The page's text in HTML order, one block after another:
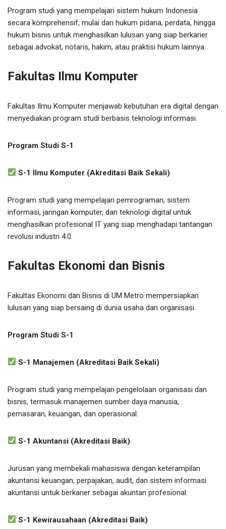
Program studi yang mempelajari sistem hukum Indonesia
secara komprehensif, mulai dari hukum pidana, perdata, hingga
hukum bisnis untuk menghasilkan lulusan yang siap berkarier
sebagai advokat, notaris, hakim, atau praktisi hukum lainnya.
Fakultas Ilmu Komputer
Fakultas Ilmu Komputer menjawab kebutuhan era digital dengan
menyediakan program studi berbasis teknologi informasi.
Program Studi S-1
S-1 Ilmu Komputer (Akreditasi Baik Sekali)
Program studi yang mempelajari pemrograman, sistem
informasi, jaringan komputer, dan teknologi digital untuk
menghasilkan profesional IT yang siap menghadapi tantangan
revolusi industri 4.0.
Fakultas Ekonomi dan Bisnis
Fakultas Ekonomi dan Bisnis di UM Metro mempersiapkan
lulusan yang siap bersaing di dunia usaha dan organisasi.
Program Studi S-1
S-1 Manajemen (Akreditasi Baik Sekali)
Program studi yang mempelajari pengelolaan organisasi dan
bisnis, termasuk manajemen sumber daya manusia,
pemasaran, keuangan, dan operasional.
S-1 Akuntansi (Akreditasi Baik)
Jurusan yang membekali mahasiswa dengan keterampilan
akuntansi keuangan, perpajakan, audit, dan sistem informasi
akuntansi untuk berkarier sebagai akuntan profesional.
S-1 Kewirausahaan (Akreditasi Baik)